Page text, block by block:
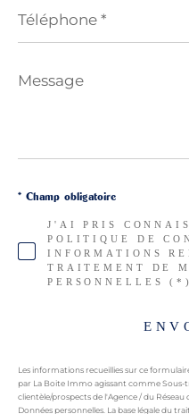
*
Message
*
J'AI PRIS
POLITIQUE DE
INFORMATIONS
TRAITEMENT DE
PERSONNELLES
* Champ obligatoire
Les informations recueillies sur ce
par La Boite Immo agissant comme
clientèle/prospects de l'Agence / du
Données personnelles. La base légale du